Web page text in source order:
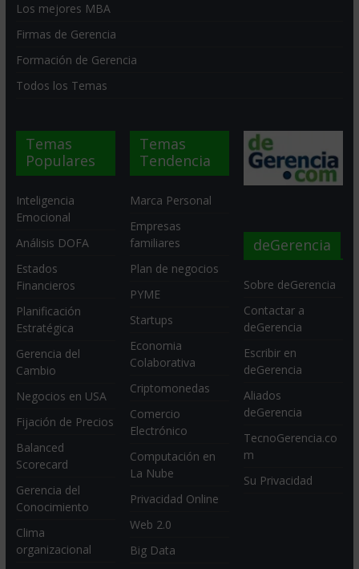
Los mejores MBA
Firmas de Gerencia
Formación de Gerencia
Todos los Temas
Temas
Populares
Inteligencia
Emocional
Análisis DOFA
Estados
Financieros
Planificación
Estratégica
Gerencia del
Cambio
Negocios en USA
Fijación de Precios
Balanced
Scorecard
Gerencia del
Conocimiento
Clima
organizacional
Temas
Tendencia
Marca Personal
Empresas
familiares
Plan de negocios
PYME
Startups
Economia
Colaborativa
Criptomonedas
Comercio
Electrónico
Computación en
La Nube
Privacidad Online
Web 2.0
Big Data
deGerencia
Sobre deGerencia
Contactar a
deGerencia
Escribir en
deGerencia
Aliados
deGerencia
TecnoGerencia.co
m
Su Privacidad